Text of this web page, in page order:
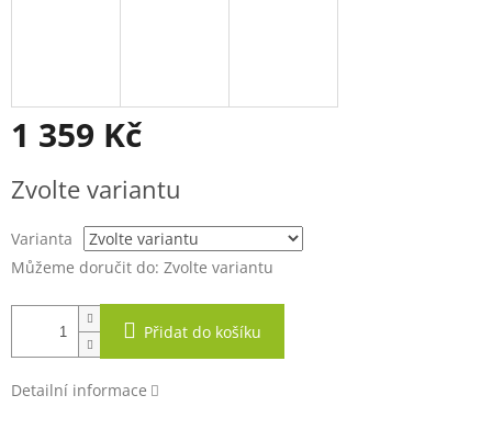
1 359 Kč
cena:
Zvolte variantu
Varianta
Můžeme doručit do: Zvolte variantu
Přidat do košíku
Detailní informace